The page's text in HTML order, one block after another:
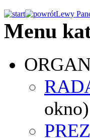
Lewy
Menu
okno)